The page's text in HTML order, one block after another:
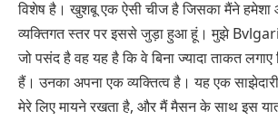
विशेष है। खुशबू एक ऐसी चीज है जिसका मैंने
व्यक्तिगत स्तर पर इससे जुड़ा हुआ हूं। मुझे
जो पसंद है वह यह है कि वे बिना ज्यादा ताकत
हैं। उनका अपना एक व्यक्तित्व है। यह एक
मेरे लिए मायने रखता है, और मैं मैसन के साथ इस